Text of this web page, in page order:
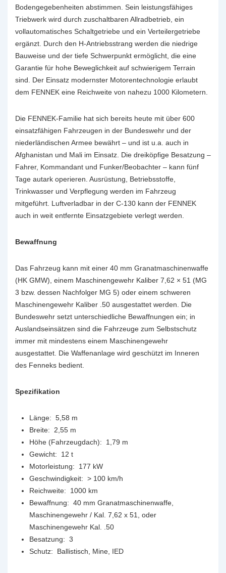
Bodengegebenheiten abstimmen. Sein leistungsfähiges
Triebwerk wird durch zuschaltbaren Allradbetrieb, ein
vollautomatisches Schaltgetriebe und ein Verteilergetriebe
ergänzt. Durch den H-Antriebsstrang werden die niedrige
Bauweise und der tiefe Schwerpunkt ermöglicht, die eine
Garantie für hohe Beweglichkeit auf schwierigem Terrain
sind. Der Einsatz modernster Motorentechnologie erlaubt
dem FENNEK eine Reichweite von nahezu 1000 Kilometern.
Die FENNEK-Familie hat sich bereits heute mit über 600
einsatzfähigen Fahrzeugen in der Bundeswehr und der
niederländischen Armee bewährt – und ist u.a. auch in
Afghanistan und Mali im Einsatz. Die dreiköpfige Besatzung –
Fahrer, Kommandant und Funker/Beobachter – kann fünf
Tage autark operieren. Ausrüstung, Betriebsstoffe,
Trinkwasser und Verpflegung werden im Fahrzeug
mitgeführt. Luftverladbar in der C-130 kann der FENNEK
auch in weit entfernte Einsatzgebiete verlegt werden.
Bewaffnung
Das Fahrzeug kann mit einer 40 mm Granatmaschinenwaffe
(HK GMW), einem Maschinengewehr Kaliber 7,62 × 51 (MG
3 bzw. dessen Nachfolger MG 5) oder einem schweren
Maschinengewehr Kaliber .50 ausgestattet werden. Die
Bundeswehr setzt unterschiedliche Bewaffnungen ein; in
Auslandseinsätzen sind die Fahrzeuge zum Selbstschutz
immer mit mindestens einem Maschinengewehr
ausgestattet. Die Waffenanlage wird geschützt im Inneren
des Fenneks bedient.
Spezifikation
Länge: 5,58 m
Breite: 2,55 m
Höhe (Fahrzeugdach): 1,79 m
Gewicht: 12 t
Motorleistung: 177 kW
Geschwindigkeit: > 100 km/h
Reichweite: 1000 km
Bewaffnung: 40 mm Granatmaschinenwaffe,
Maschinengewehr / Kal. 7,62 x 51, oder
Maschinengewehr Kal. .50
Besatzung: 3
Schutz: Ballistisch, Mine, IED